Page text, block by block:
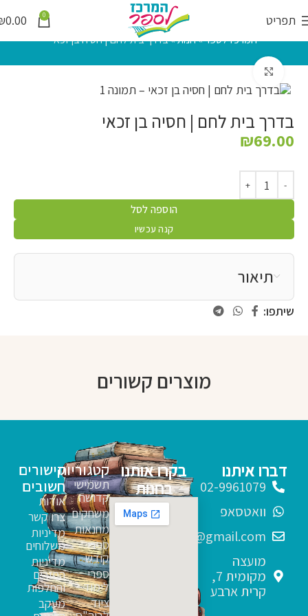
תפריט 0
0.00
המרכז לספר»חנות»בדרך בית לחם | חסיה בן זכאי
בדרך בית לחם | חסיה בן זכאי
₪69.00
הוספה לסל
קנה עכשיו
תיאור
שיתפו:
מוצרים קשורים
קטגוריות
תשמישי
קדושה
משחקים
מחנאות
ספרי
קודש
ספרי
לימוד
ציוד
קישורים
חשובים
אודות
צרו קשר
מדיניות
משלוחים
מדיניות
החזרים
והחלפות
מעקב
דברו איתנו
02-9961079
וואטסאפ
sfarim.k4@gmail.com
מועצה
מקומית 7,
קרית ארבע
בקרו אותנו
בחנות